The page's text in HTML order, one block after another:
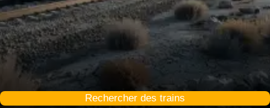
Rechercher des trains